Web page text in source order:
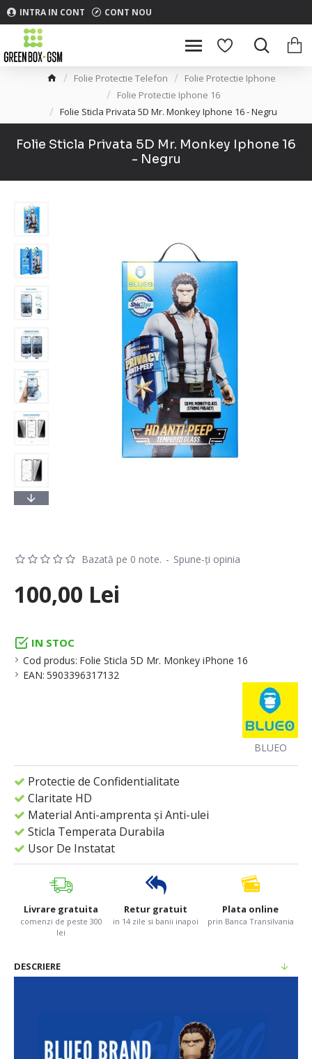
INTRA IN CONT CONT NOU
Folie Protectie Telefon
Folie Protectie Iphone
Folie Protectie Iphone 16
Folie Sticla Privata 5D Mr. Monkey Iphone 16 - Negru
Folie Sticla Privata 5D Mr. Monkey Iphone 16
- Negru
IN STOC
Cod produs: Folie Sticla 5D Mr. Monkey iPhone 16
EAN: 5903396317132
BLUEO
Protectie de Confidentialitate
Claritate HD
Material Anti-amprenta și Anti-ulei
Sticla Temperata Durabila
Usor De Instatat
Bazată pe 0 note. - Spune-ţi opinia
100,00 Lei
Livrare gratuita
comenzi de peste 300
lei
Retur gratuit
in 14 zile si banii inapoi
Plata online
prin Banca Transilvania
DESCRIERE